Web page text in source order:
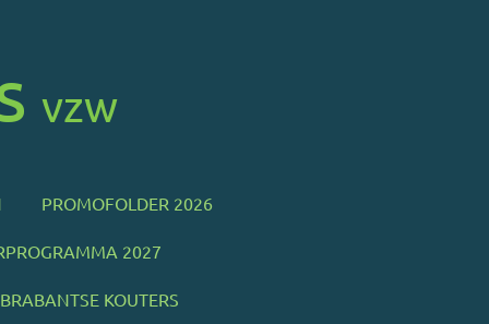
vzw
PROMOFOLDER 2026
2027
KOUTERS